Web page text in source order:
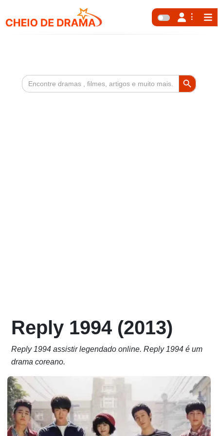
Search
for:
Search Button
Reply 1994 (2013)
Reply 1994 assistir legendado online. Reply 1994 é um
drama coreano.